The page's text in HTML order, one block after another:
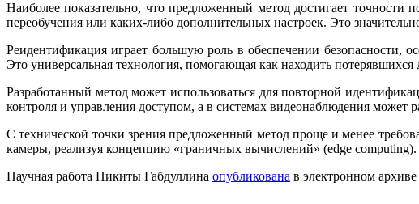
Наиболее показательно, что предложенный метод достигает
переобучения или каких-либо дополнительных настроек. Это
Реидентификация играет большую роль в обеспечении безопасности,
Это универсальная технология, помогающая как находить
Разработанный метод может использоваться для повторной
контроля и управления доступом, а в системах видеонаблюдения может
С технической точки зрения предложенный метод проще и менее
камеры, реализуя концепцию «граничных вычислений» (edge computing).
Научная работа Никиты Габдуллина опубликована в электронном